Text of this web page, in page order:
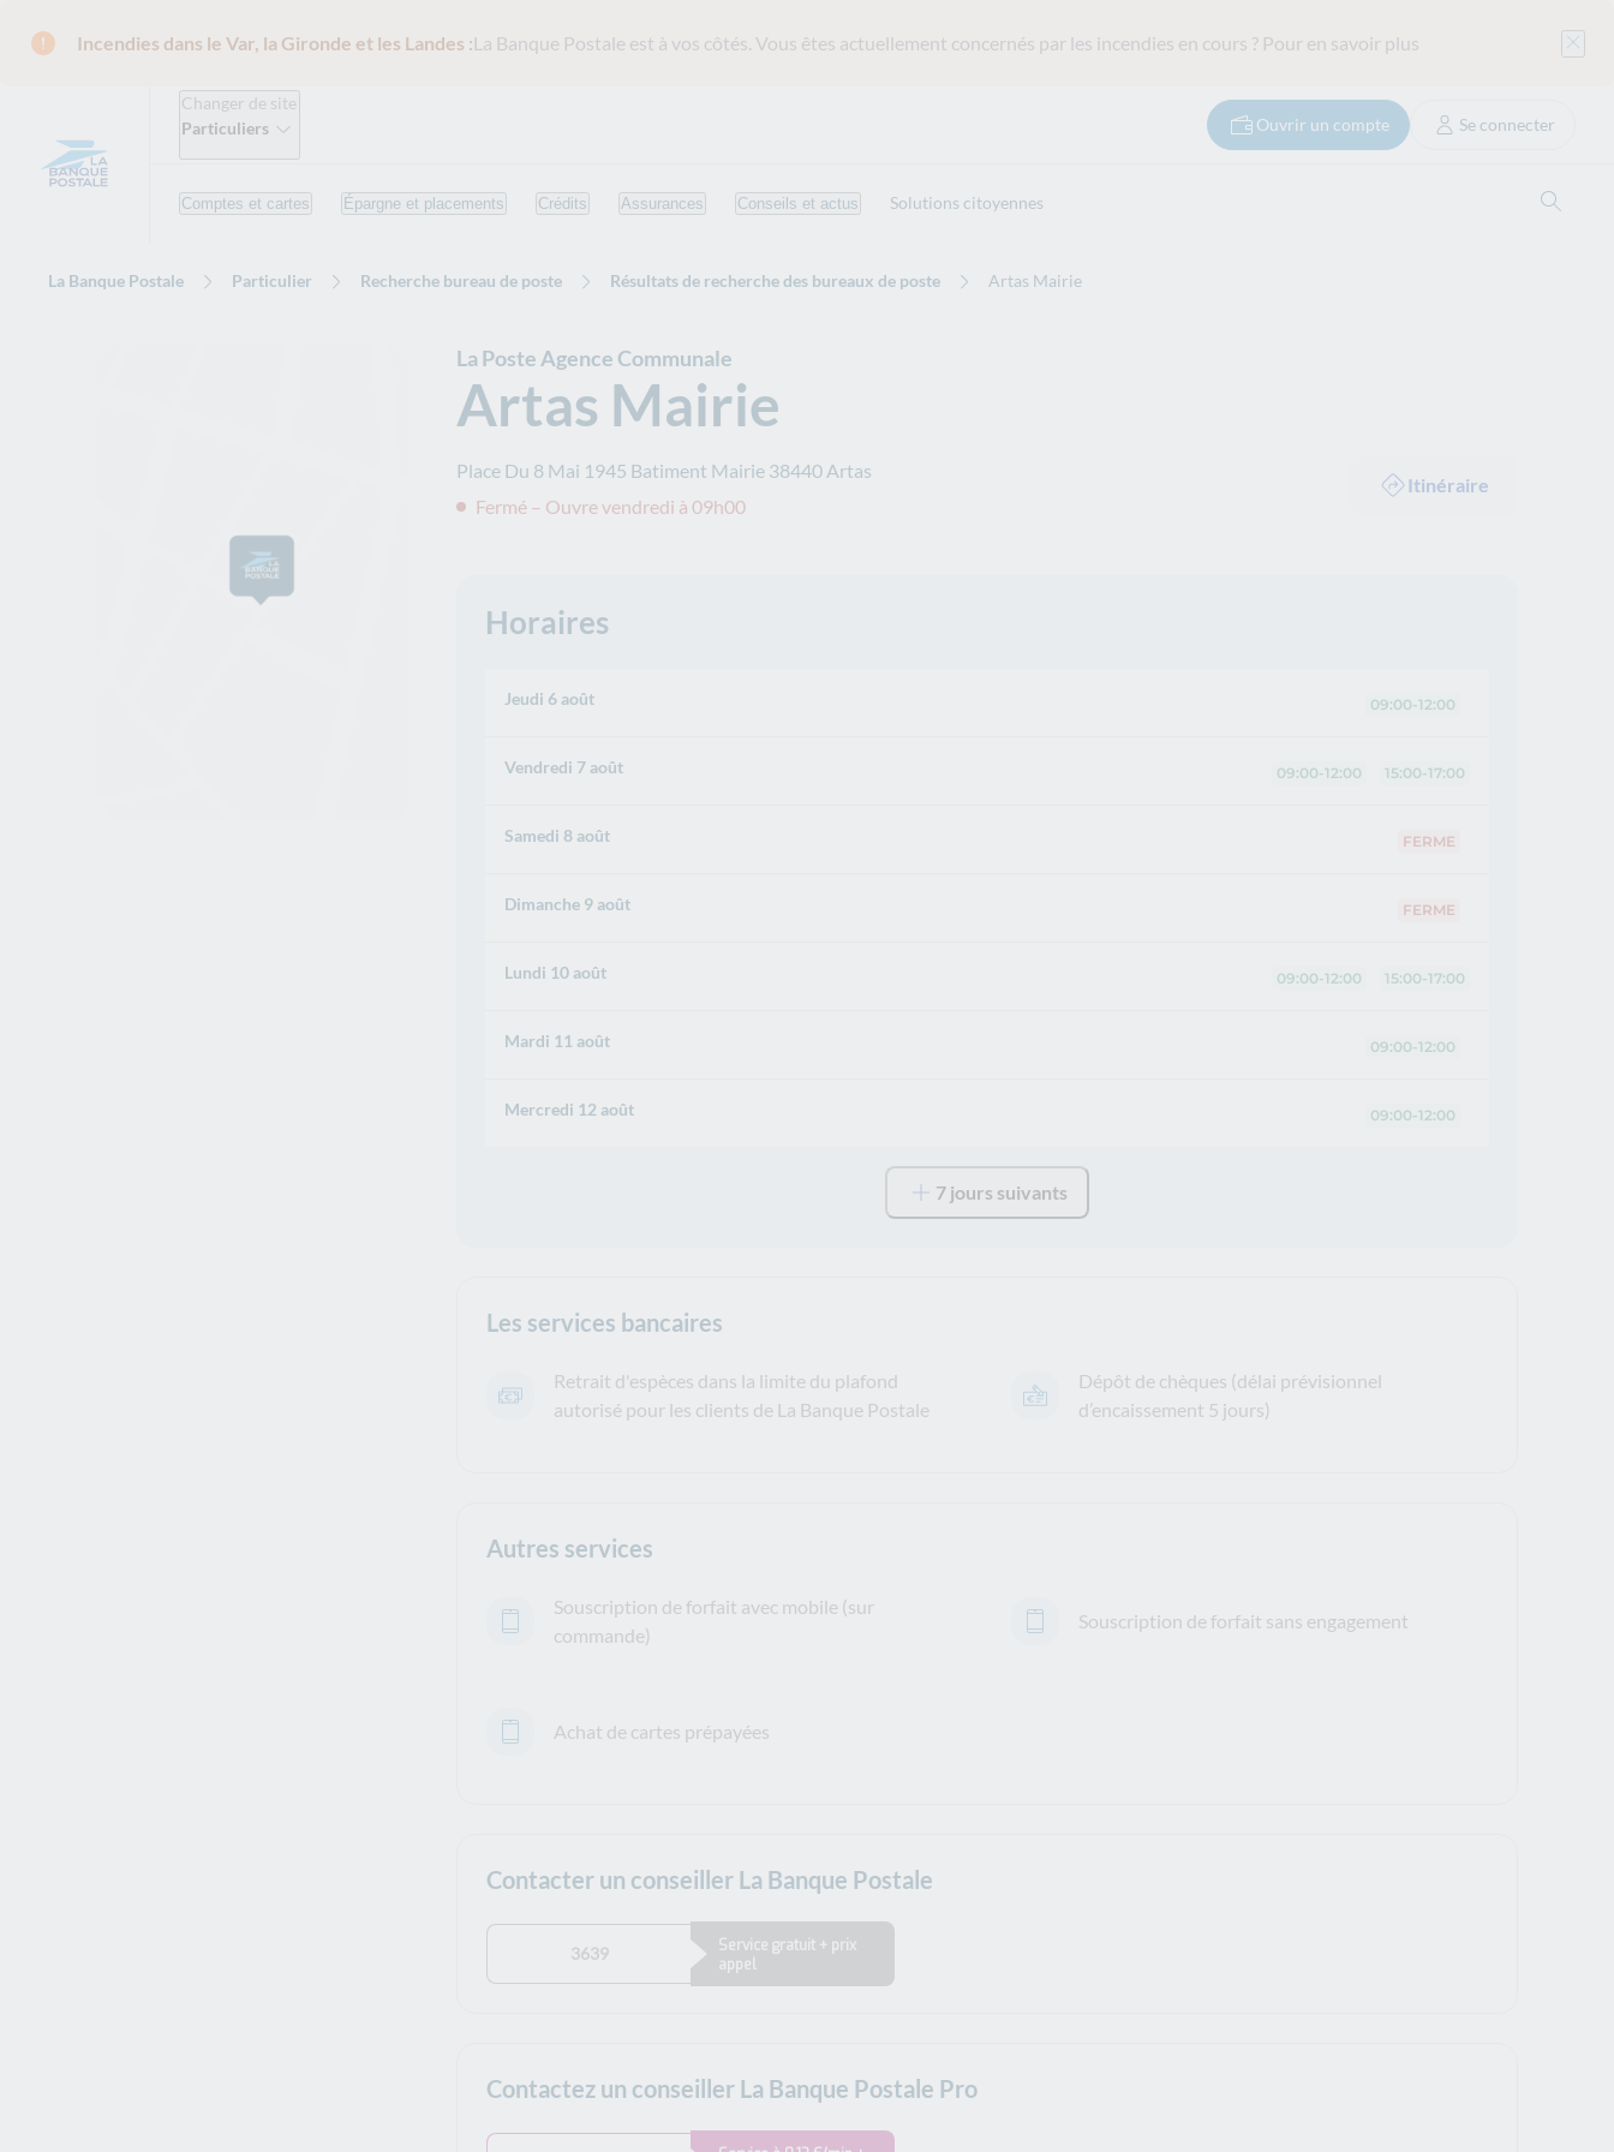
Incendies dans le Var, la Gironde et les Landes :La Banque Postale est à vos côtés. Vous êtes actuellement concernés par les incendies en cours ? Pour en savoir plus
Changer de site
Particuliers
Ouvrir un compte Se connecter
Comptes et cartes Épargne et placements Crédits Assurances Conseils et actus Solutions citoyennes
La Banque Postale Particulier Recherche bureau de poste Résultats de recherche des bureaux de poste Artas Mairie
La Poste Agence Communale
Artas Mairie
Place Du 8 Mai 1945 Batiment Mairie 38440 Artas
Fermé – Ouvre vendredi à 09h00
Itinéraire
Horaires
Jeudi 6 août 09:00-12:00
Vendredi 7 août 09:00-12:00 15:00-17:00
Samedi 8 août FERME
Dimanche 9 août FERME
Lundi 10 août 09:00-12:00 15:00-17:00
Mardi 11 août 09:00-12:00
Mercredi 12 août 09:00-12:00
7 jours suivants
Les services bancaires
Retrait d'espèces dans la limite du plafond
autorisé pour les clients de La Banque Postale
Dépôt de chèques (délai prévisionnel
d’encaissement 5 jours)
Autres services
Souscription de forfait avec mobile (sur
commande)
Souscription de forfait sans engagement
Achat de cartes prépayées
Contacter un conseiller La Banque Postale
3639
Service gratuit + prix
appel
Contactez un conseiller La Banque Postale Pro